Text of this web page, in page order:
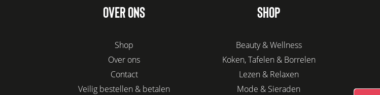
OVER ONS
Shop
Over ons
Contact
Veilig bestellen & betalen
SHOP
Beauty & Wellness
Koken, Tafelen & Borrelen
Lezen & Relaxen
Mode & Sieraden